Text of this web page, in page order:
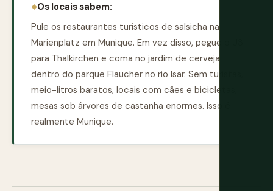
Os locais sabem:
Pule os restaurantes turísticos de salsicha na
Marienplatz em Munique. Em vez disso, pegue o U3
para Thalkirchen e coma no jardim de cerveja
dentro do parque Flaucher no rio Isar. Sem turistas,
meio-litros baratos, locais com cães e bicicletas,
mesas sob árvores de castanha enormes. Isso é
realmente Munique.